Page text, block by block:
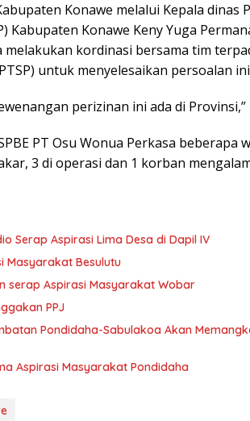
Konawe melalui Kepala dinas
Kabupaten Konawe Keny Yuga
kordinasi bersama tim
untuk menyelesaikan persoalan
perizinan ini ada di Provinsi,”
PT Osu Wonua Perkasa beberapa
3 di operasi dan 1 korban
Serap Aspirasi Lima Desa di Dapil IV
Masyarakat Besulutu
serap Aspirasi Masyarakat Wobar
PPJ
Pondidaha-Sabulakoa Akan
Aspirasi Masyarakat Pondidaha